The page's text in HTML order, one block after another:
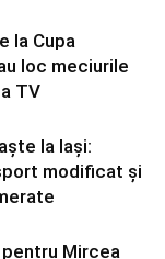
la Cupa
loc meciurile
TV
la Iași:
modificat și
Mircea